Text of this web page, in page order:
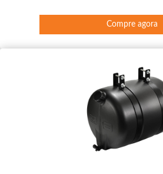
Compre agora